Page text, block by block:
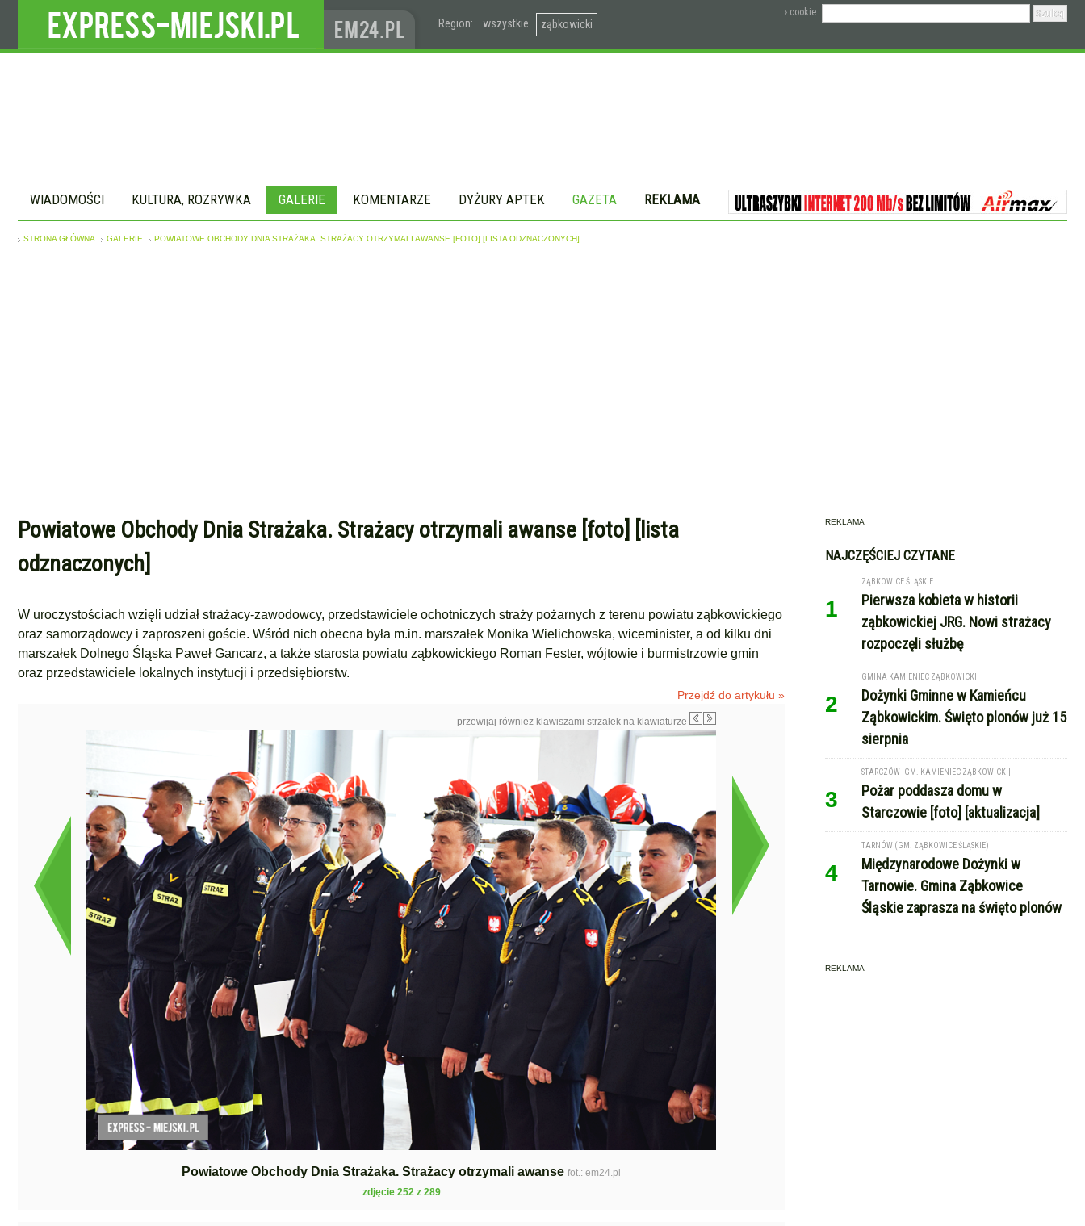
Region: wszystkie ząbkowicki
› cookie
WIADOMOŚCI KULTURA, ROZRYWKA GALERIE KOMENTARZE DYŻURY APTEK GAZETA REKLAMA
STRONA GŁÓWNA GALERIE POWIATOWE OBCHODY DNIA STRAŻAKA. STRAŻACY OTRZYMALI AWANSE [FOTO] [LISTA ODZNACZONYCH]
Powiatowe Obchody Dnia Strażaka. Strażacy otrzymali awanse [foto] [lista
odznaczonych]
W uroczystościach wzięli udział strażacy-zawodowcy, przedstawiciele ochotniczych straży pożarnych z terenu powiatu ząbkowickiego
oraz samorządowcy i zaproszeni goście. Wśród nich obecna była m.in. marszałek Monika Wielichowska, wiceminister, a od kilku dni
marszałek Dolnego Śląska Paweł Gancarz, a także starosta powiatu ząbkowickiego Roman Fester, wójtowie i burmistrzowie gmin
oraz przedstawiciele lokalnych instytucji i przedsiębiorstw.
Przejdź do artykułu »
przewijaj również klawiszami strzałek na klawiaturze
Powiatowe Obchody Dnia Strażaka. Strażacy otrzymali awanse fot.: em24.pl
zdjęcie 252 z 289
REKLAMA
NAJCZĘŚCIEJ CZYTANE
1
ZĄBKOWICE ŚLĄSKIE
Pierwsza kobieta w historii
ząbkowickiej JRG. Nowi strażacy
rozpoczęli służbę
2
GMINA KAMIENIEC ZĄBKOWICKI
Dożynki Gminne w Kamieńcu
Ząbkowickim. Święto plonów już 15
sierpnia
3
STARCZÓW [GM. KAMIENIEC ZĄBKOWICKI]
Pożar poddasza domu w
Starczowie [foto] [aktualizacja]
4
TARNÓW (GM. ZĄBKOWICE ŚLĄSKIE)
Międzynarodowe Dożynki w
Tarnowie. Gmina Ząbkowice
Śląskie zaprasza na święto plonów
REKLAMA